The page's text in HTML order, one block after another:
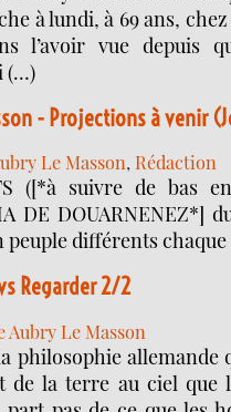
à lundi, à 69 ans,
l’avoir vue depuis
(…)
- Projections à venir
Le Masson,Rédaction
([*à suivre de bas
DE DOUARNENEZ*]
peuple différents
Regarder 2/2
Aubry Le Masson
philosophie allemande
de la terre au ciel que